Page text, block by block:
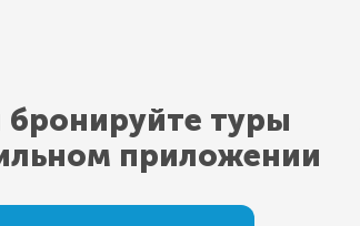
бронируйте туры
приложении